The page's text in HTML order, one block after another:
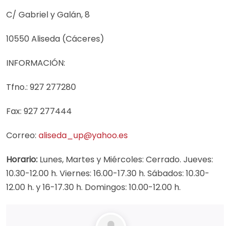
C/ Gabriel y Galán, 8
10550 Aliseda (Cáceres)
INFORMACIÓN:
Tfno.: 927 277280
Fax: 927 277444
Correo: aliseda_up@yahoo.es
Horario: Lunes, Martes y Miércoles: Cerrado. Jueves:
10.30-12.00 h. Viernes: 16.00-17.30 h. Sábados: 10.30-
12.00 h. y 16-17.30 h. Domingos: 10.00-12.00 h.